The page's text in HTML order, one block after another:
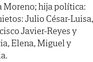
Moreno; hija política:
Julio César-Luisa,
Javier-Reyes y
Elena, Miguel y